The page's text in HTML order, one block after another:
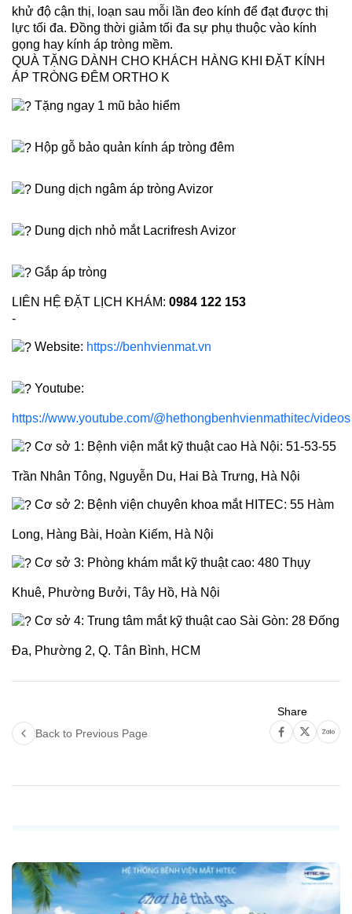
khử độ cận thị, loạn sau mỗi lần đeo kính để đạt được thị
lực tối đa. Đồng thời giảm tối đa sự phụ thuộc vào kính
gọng hay kính áp tròng mềm.
QUÀ TẶNG DÀNH CHO KHÁCH HÀNG KHI ĐẶT KÍNH
ÁP TRÒNG ĐÊM ORTHO K
Tặng ngay 1 mũ bảo hiểm
Hộp gỗ bảo quản kính áp tròng đêm
Dung dịch ngâm áp tròng Avizor
Dung dịch nhỏ mắt Lacrifresh Avizor
Gắp áp tròng
LIÊN HỆ ĐẶT LỊCH KHÁM: 0984 122 153
-
Website: https://benhvienmat.vn
Youtube:
https://www.youtube.com/@hethongbenhvienmathitec/videos
Cơ sở 1: Bệnh viện mắt kỹ thuật cao Hà Nội: 51-53-55
Trần Nhân Tông, Nguyễn Du, Hai Bà Trưng, Hà Nội
Cơ sở 2: Bệnh viện chuyên khoa mắt HITEC: 55 Hàm
Long, Hàng Bài, Hoàn Kiếm, Hà Nội
Cơ sở 3: Phòng khám mắt kỹ thuật cao: 480 Thụy
Khuê, Phường Bưởi, Tây Hồ, Hà Nội
Cơ sở 4: Trung tâm mắt kỹ thuật cao Sài Gòn: 28 Đống
Đa, Phường 2, Q. Tân Bình, HCM
Back to Previous Page
Share